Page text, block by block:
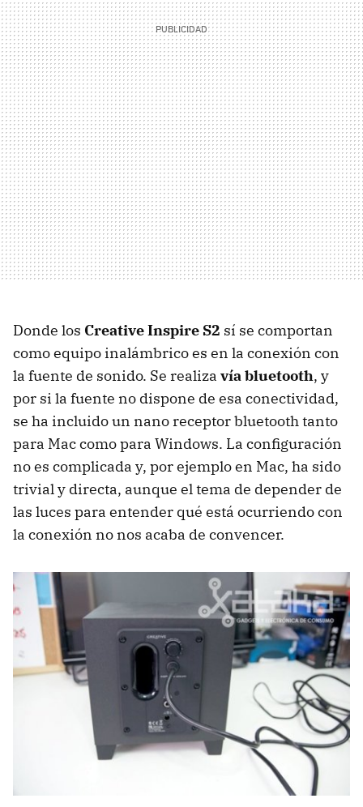
Donde los Creative Inspire S2 sí se comportan
como equipo inalámbrico es en la conexión con
la fuente de sonido. Se realiza vía bluetooth, y
por si la fuente no dispone de esa conectividad,
se ha incluido un nano receptor bluetooth tanto
para Mac como para Windows. La configuración
no es complicada y, por ejemplo en Mac, ha sido
trivial y directa, aunque el tema de depender de
las luces para entender qué está ocurriendo con
la conexión no nos acaba de convencer.